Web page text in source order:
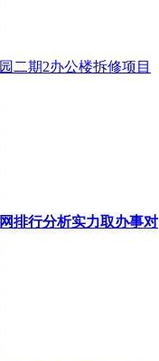
二期2办公楼拆修项目
排行分析实力取办事对